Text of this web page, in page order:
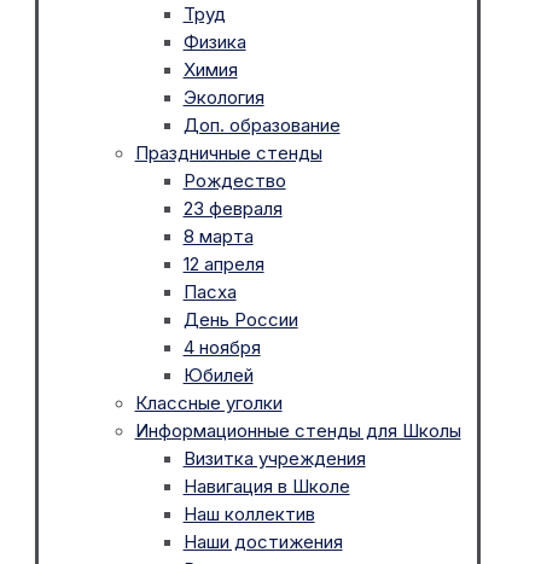
Труд
Физика
Химия
Экология
Доп. образование
Праздничные стенды
Рождество
23 февраля
8 марта
12 апреля
Пасха
День России
4 ноября
Юбилей
Классные уголки
Информационные стенды для Школы
Визитка учреждения
Навигация в Школе
Наш коллектив
Наши достижения